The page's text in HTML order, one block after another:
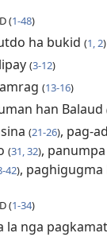
(1-48)
ha bukid (1, 2)
(3-12)
(13-16)
han Balaud
(21-26), pag-
(31, 32), panumpa
42), paghigugma
(1-34)
la nga